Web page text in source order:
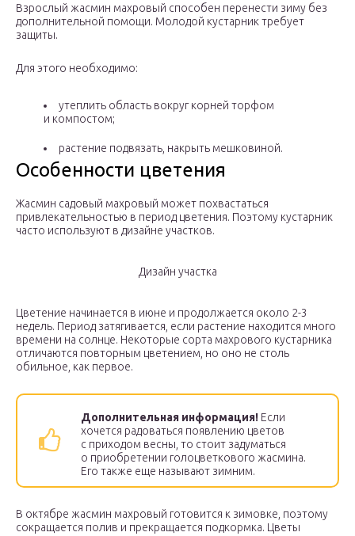
Взрослый жасмин махровый способен перенести зиму без
дополнительной помощи. Молодой кустарник требует
защиты.
Для этого необходимо:
утеплить область вокруг корней торфом
и компостом;
растение подвязать, накрыть мешковиной.
Особенности цветения
Жасмин садовый махровый может похвастаться
привлекательностью в период цветения. Поэтому кустарник
часто используют в дизайне участков.
Дизайн участка
Цветение начинается в июне и продолжается около 2-3
недель. Период затягивается, если растение находится много
времени на солнце. Некоторые сорта махрового кустарника
отличаются повторным цветением, но оно не столь
обильное, как первое.
Дополнительная информация! Если
хочется радоваться появлению цветов
с приходом весны, то стоит задуматься
о приобретении голоцветкового жасмина.
Его также еще называют зимним.
В октябре жасмин махровый готовится к зимовке, поэтому
сокращается полив и прекращается подкормка. Цветы